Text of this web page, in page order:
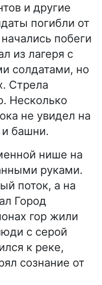
и другие
погибли от
побеги
из лагеря с
солдатами, но
Стрела
Несколько
не увидел на
башни.
нише на
руками.
поток, а на
Город
гор жили
с серой
к реке,
сознание от